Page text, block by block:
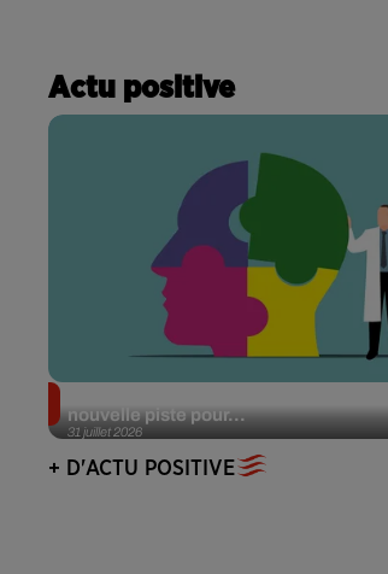
Actu positive
31 juillet 2026
nouvelle piste pour...
+ D'ACTU POSITIVE